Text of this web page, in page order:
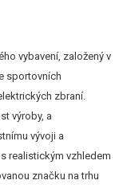
(Alloy), které
ze slitiny.
spolehlivou funkci.
TM (Tokyo Marui),
vybavení, založený v
sportovních
zbraní.
výroby, a
vývoji a
realistickým vzhledem
značku na trhu